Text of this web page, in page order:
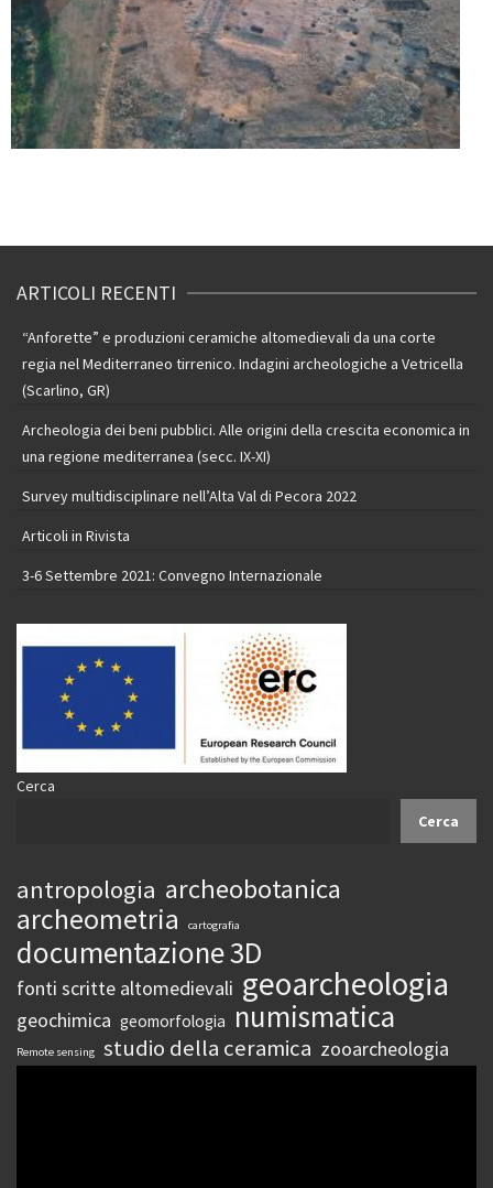
ARTICOLI RECENTI
“Anforette” e produzioni ceramiche altomedievali da una corte
regia nel Mediterraneo tirrenico. Indagini archeologiche a Vetricella
(Scarlino, GR)
Archeologia dei beni pubblici. Alle origini della crescita economica in
una regione mediterranea (secc. IX-XI)
Survey multidisciplinare nell’Alta Val di Pecora 2022
Articoli in Rivista
3-6 Settembre 2021: Convegno Internazionale
Cerca
Cerca
antropologia archeobotanica
archeometria cartografia
documentazione 3D
fonti scritte altomedievali geoarcheologia
geochimica geomorfologia numismatica
Remote sensing studio della ceramica zooarcheologia